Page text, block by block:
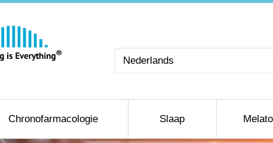
Kies
Chronofarmacologie Slaap